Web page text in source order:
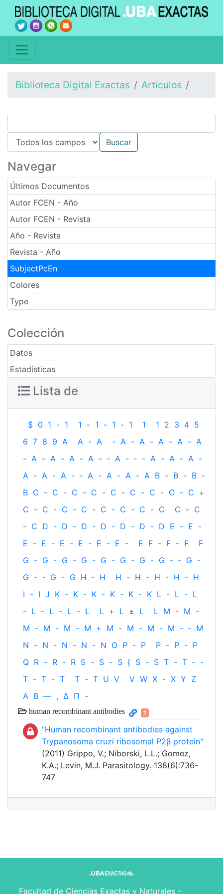
Biblioteca Digital Exactas Artículos
Navegar
Últimos Documentos
Autor FCEN - Año
Autor FCEN - Revista
Año - Revista
Revista - Año
SubjectPcEn
Colores
Type
Colección
Datos
Estadísticas
Lista de
$ 0 1 - 1 1 - 1 - 1 - 1 1 1 2 3 4 5
6 7 8 9 A A - A - A - A - A - A - A
- A - A - A - A - ‐ A - ‐ - A - A - A -
A - A - A - ‐ A - A - A - A B - B - B -
B C - C - C - C - C - C - C - C - C +
C - C - C - C - C - C - C - C C - C
- C D - D - D - D - D - D - D E - E -
E - E - E - E - E - E - E F - F - F
F
G - G - G - G - G - G - G - G - ‐ G -
G - ‐ G - G H ‐ H H - H - H - H - H
I - I J K - K - K - K - K - K L - L - L
- L - L - L - L L + L ± L L M - M -
M - M - M - M + M - M - M - M - ‐ M
N - N - N - N - N O P - P P - P - P
Q R - R - R S - S - S { S - S T - T ‐ -
T - T - T T - T U V V W X - X Y Z
Α Β — , Δ Π -
human recombinant antibodies 1
"Human recombinant antibodies against
Trypanosoma cruzi ribosomal P2β protein"
(2011) Grippo, V.; Niborski, L.L.; Gomez,
K.A.; Levin, M.J. Parasitology. 138(6):736-
747
Facultad de Ciencias Exactas y Naturales -